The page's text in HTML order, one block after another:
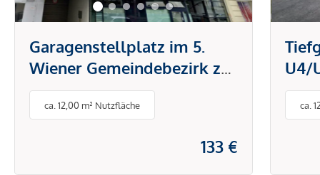
Garagenstellplatz im 5.
Wiener Gemeindebezirk zu
vermieten
ca. 12,00 m² Nutzfläche
133 €
U4/
ca.